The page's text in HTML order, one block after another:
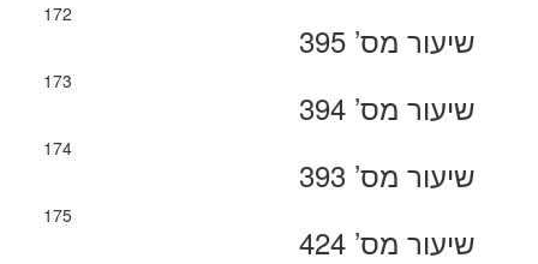
172
שיעור מס’ 395
173
שיעור מס’ 394
174
שיעור מס’ 393
175
שיעור מס’ 424